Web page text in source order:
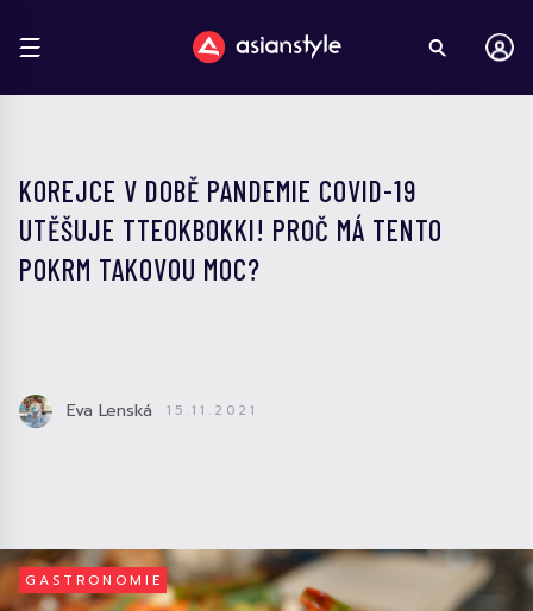
KOREJCE V DOBĚ PANDEMIE COVID-19
UTĚŠUJE TTEOKBOKKI! PROČ MÁ TENTO
POKRM TAKOVOU MOC?
Eva Lenská 15.11.2021
GASTRONOMIE